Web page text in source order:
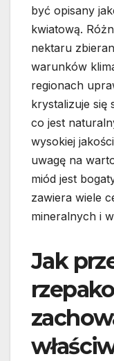
być opisany
kwiatową.
nektaru
warunków
regionach
krystalizuje się
co jest
wysokiej
uwagę na
miód jest
zawiera wiele
mineralnych i
Jak